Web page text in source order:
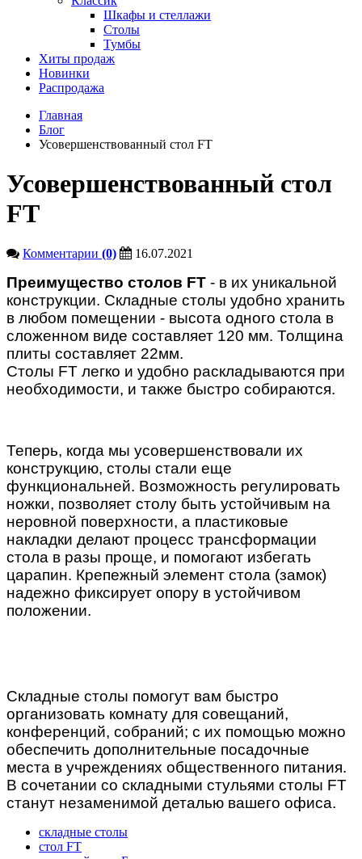
Шкафы и стеллажи
Столы
Тумбы
Хиты продаж
Новинки
Распродажа
Главная
Блог
Усовершенствованный стол FT
Усовершенствованный стол
FT
Комментарии (0) 16.07.2021
Преимущество столов FT - в их уникальной
конструкции. Складные столы удобно хранить
в любом помещении - высота одного стола в
сложенном виде составляет 120 мм. Толщина
плиты составляет 22мм.
Столы FT легко и удобно раскладываются при
необходимости, и также быстро собираются.
Теперь, когда мы усовершенствовали их
конструкцию, столы стали еще
функциональней. Возможность регулировать
ножки, позволяет столу быть устойчивым на
неровной поверхности, а пластиковые
накладки делают процесс трансформации
стола в разы проще, и помогают избегать
царапин. Крепежный элемент стола (замок)
надежно фиксирует опору в устойчивом
положении.
Складные столы помогут вам быстро
организовать комнату для совещаний,
конференций, собраний; с их помощью можно
обеспечить дополнительные посадочные
места в учреждениях общественного питания.
В сочетании со складными стульями столы FT
станут незаменимой деталью вашего офиса.
складные столы
стол FT